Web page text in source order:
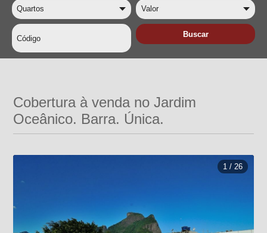
Cobertura à venda no Jardim
Oceânico. Barra. Única.
1 / 26